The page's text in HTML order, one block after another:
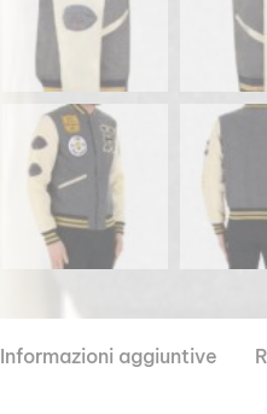
Informazioni aggiuntive